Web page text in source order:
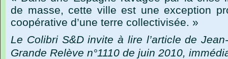
de masse, cette ville est une exception
coopérative d’une terre collectivisée. »
Le Colibri S&D invite à lire l’article de
Grande Relève n°1110 de juin 2010,